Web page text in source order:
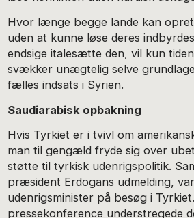
Hvor længe begge lande kan
uden at kunne løse deres
endsige italesætte den, vil kun
svækker unægtelig selve
fælles indsats i Syrien.
Saudiarabisk opbakning
Hvis Tyrkiet er i tvivl om
man til gengæld fryde sig over
støtte til tyrkisk udenrigspolitik.
præsident Erdogans udmelding,
udenrigsminister på besøg i
pressekonference understregede